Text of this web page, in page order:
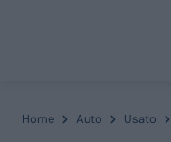
Home Auto Usato